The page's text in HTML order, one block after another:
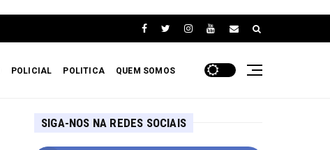
POLICIAL POLITICA QUEM SOMOS
SIGA-NOS NA REDES SOCIAIS